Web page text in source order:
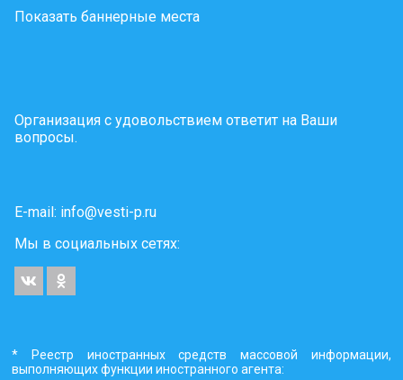
Показать баннерные места
Организация с удовольствием ответит на Ваши
вопросы.
E-mail: info@vesti-p.ru
Мы в социальных сетях:
* Реестр иностранных средств массовой информации,
выполняющих функции иностранного агента: